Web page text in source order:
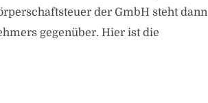
der GmbH steht dann
gegenüber. Hier ist die